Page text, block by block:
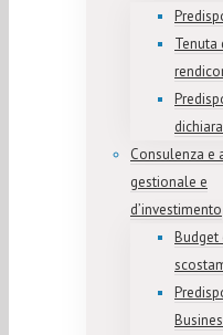
Consulenza e
gestionale e
d’investimento
Budget